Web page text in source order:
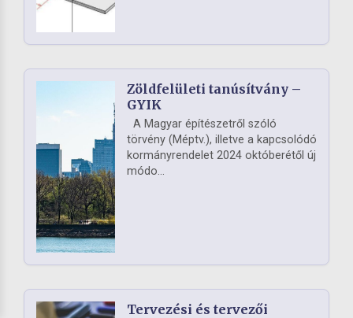
Zöldfelületi tanúsítvány –
GYIK
A Magyar építészetről szóló
törvény (Méptv.), illetve a kapcsolódó
kormányrendelet 2024 októberétől új
módo...
Tervezési és tervezői